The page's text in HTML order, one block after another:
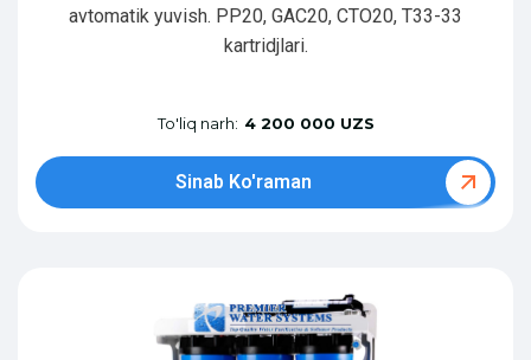
avtomatik yuvish. PP20, GAC20, CTO20, T33-33
kartridjlari.
To'liq narh: 4 200 000 UZS
Sinab Ko'raman